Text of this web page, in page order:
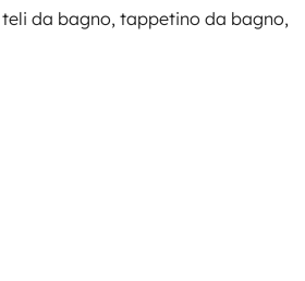
da bagno, tappetino da bagno,